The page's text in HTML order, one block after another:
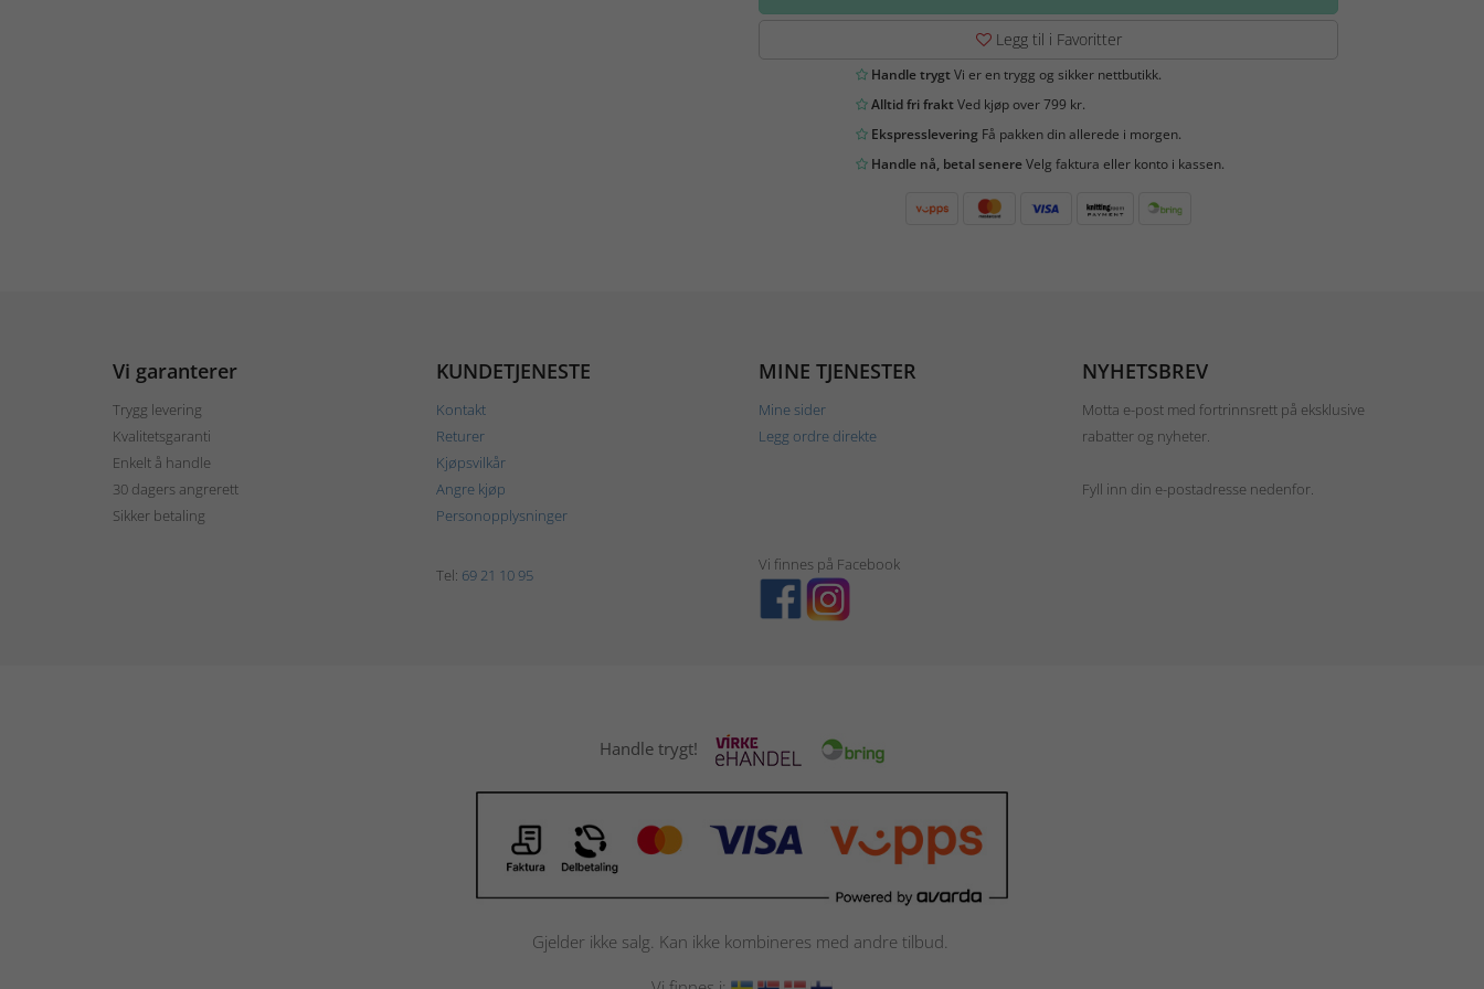
Legg til i Favoritter
Handle trygtVi er en trygg og sikker nettbutikk.
Alltid fri fraktVed kjøp over 799 kr.
EkspressleveringFå pakken din allerede i morgen.
Handle nå, betal senereVelg faktura eller konto i kassen.
Vi garanterer
Trygg levering
Kvalitetsgaranti
Enkelt å handle
30 dagers angrerett
Sikker betaling
KUNDETJENESTE
Kontakt
Returer
Kjøpsvilkår
Angre kjøp
Personopplysninger
MINE TJENESTER
Mine sider
Legg ordre direkte
NYHETSBREV
Motta e-post med fortrinnsrett på eksklusive
rabatter og nyheter.
Fyll inn din e-postadresse nedenfor.
Tel: 69 21 10 95
Vi finnes på Facebook
Handle trygt!
Gjelder ikke salg. Kan ikke kombineres med andre tilbud.